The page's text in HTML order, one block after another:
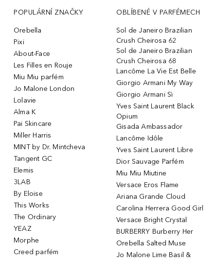
POPULÁRNÍ ZNAČKY
Orebella
Pixi
About-Face
Les Filles en Rouje
Miu Miu parfém
Jo Malone London
Lolavie
Alma K
Pai Skincare
Miller Harris
MINT by Dr. Mintcheva
Tangent GC
Elemis
3LAB
By Eloise
This Works
The Ordinary
YEAZ
Morphe
Creed parfém
OBLÍBENÉ V PARFÉMECH
Sol de Janeiro Brazilian
Crush Cheirosa 62
Sol de Janeiro Brazilian
Crush Cheirosa 68
Lancôme La Vie Est Belle
Giorgio Armani My Way
Giorgio Armani Sì
Yves Saint Laurent Black
Opium
Gisada Ambassador
Lancôme Idôle
Yves Saint Laurent Libre
Dior Sauvage Parfém
Miu Miu Miutine
Versace Eros Flame
Ariana Grande Cloud
Carolina Herrera Good Girl
Versace Bright Crystal
BURBERRY Burberry Her
Orebella Salted Muse
Jo Malone Lime Basil &